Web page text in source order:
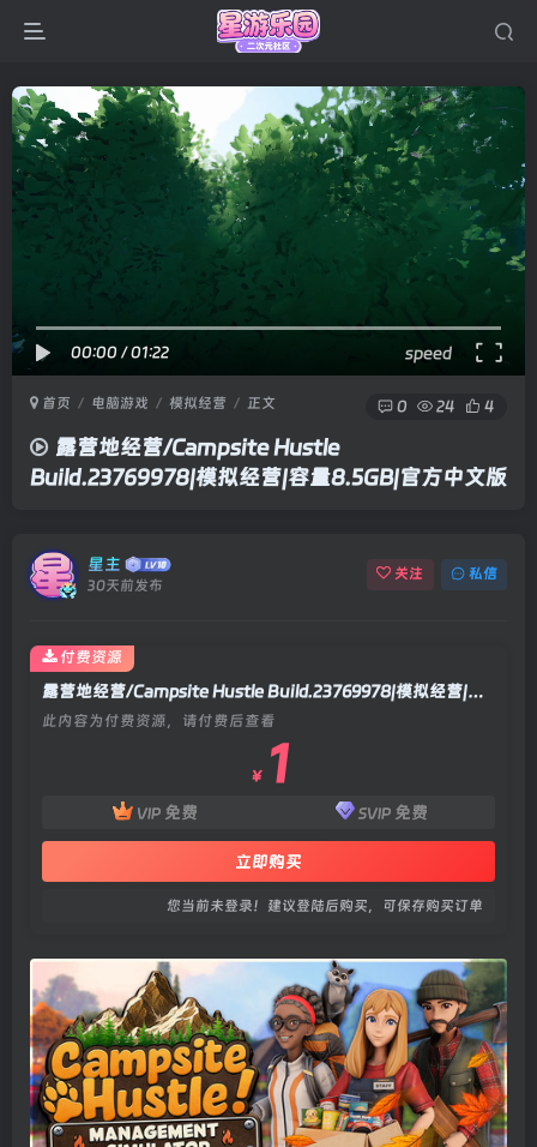
00:00 /01:22 speed
首页 电脑游戏 模拟经营 正文 0 24 4
露营地经营/Campsite Hustle
Build.23769978|模拟经营|容量8.5GB|官方中文版
星主
30天前发布
关注 私信
露营地经营/Campsite Hustle Build.23769978|模拟经营|容量8.5GB|官方中文版
此内容为付费资源，请付费后查看
￥ 1
VIP 免费 SVIP 免费
立即购买
您当前未登录！建议登陆后购买，可保存购买订单
付费资源